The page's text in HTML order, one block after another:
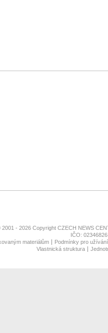
2001 - 2026 Copyright CZECH NEWS
IČO:
materiálům
Podmínky pro
Vlastnická struktura